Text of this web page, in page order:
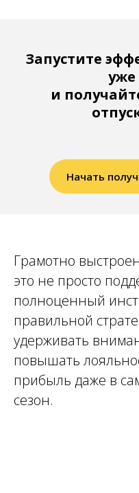
Запустите
уже
и
Начать
Грамотно
это не просто
полноценный
правильной
удерживать
повышать
прибыль даже в
сезон.